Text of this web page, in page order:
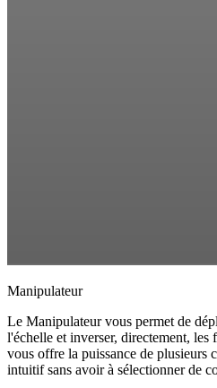
Manipulateur
Le Manipulateur vous permet de
l'échelle et inverser, directement, les
vous offre la puissance de plusieurs
intuitif sans avoir à sélectionner de